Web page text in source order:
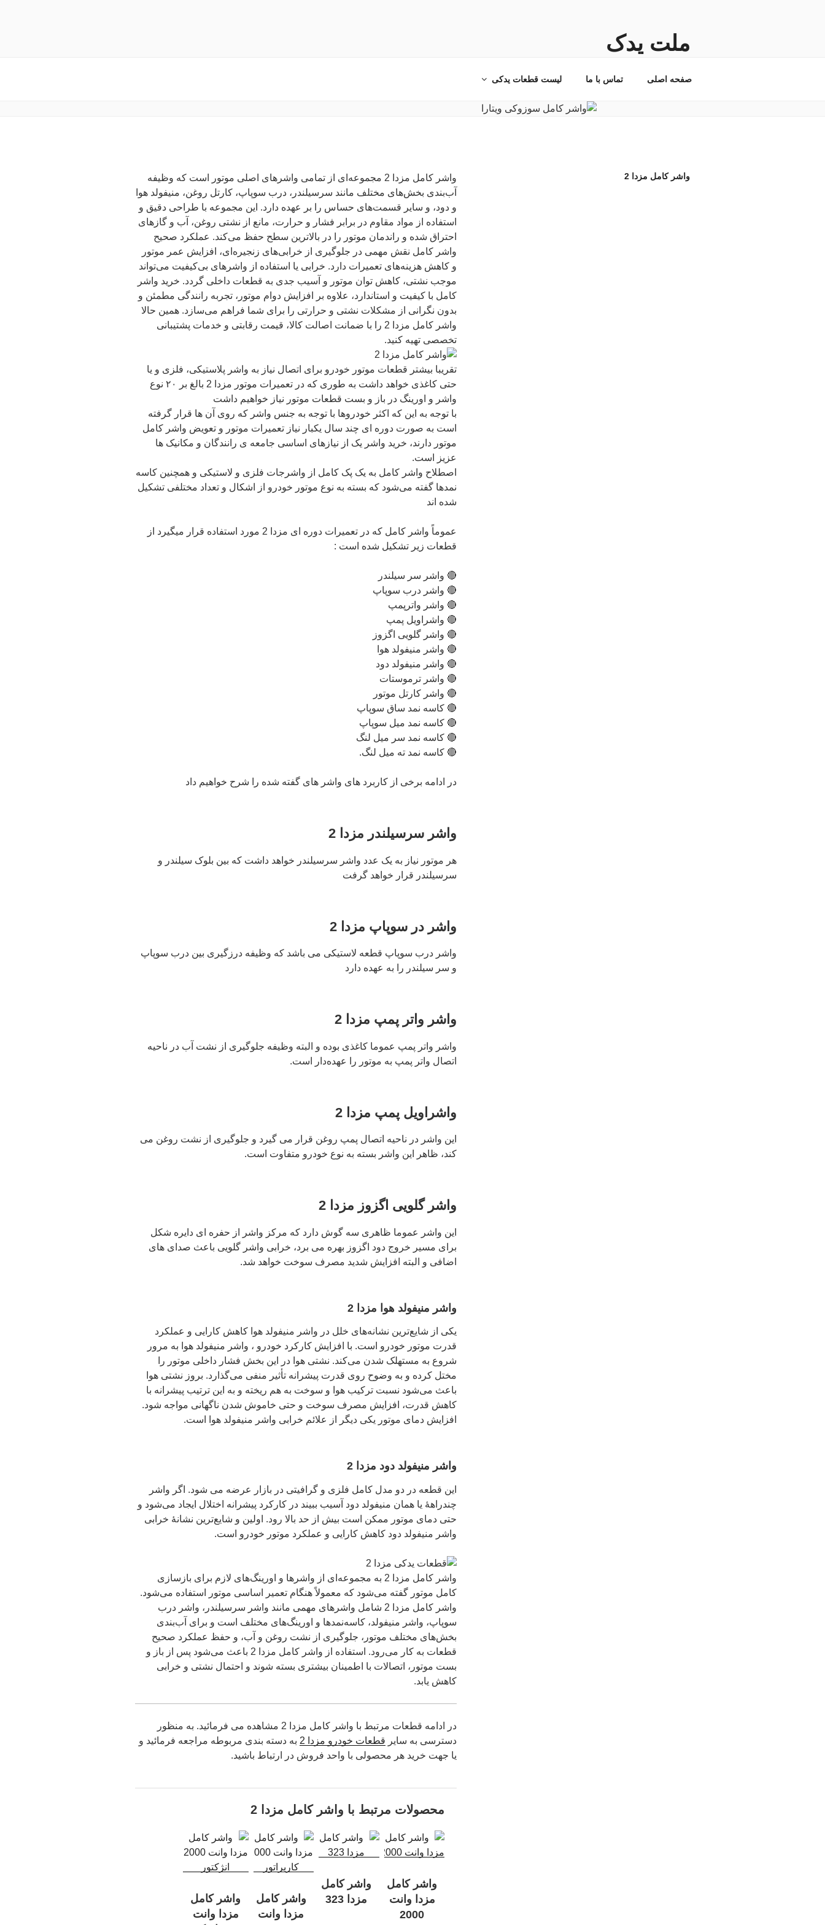
ملت یدک
صفحه اصلی تماس با ما لیست قطعات یدکی
واشر کامل مزدا 2
واشر کامل مزدا 2 مجموعه‌ای از تمامی واشرهای اصلی موتور است که وظیفه
آب‌بندی بخش‌های مختلف مانند سرسیلندر، درب سوپاپ، کارتل روغن، منیفولد هوا
و دود، و سایر قسمت‌های حساس را بر عهده دارد. این مجموعه با طراحی دقیق و
استفاده از مواد مقاوم در برابر فشار و حرارت، مانع از نشتی روغن، آب و گازهای
احتراق شده و راندمان موتور را در بالاترین سطح حفظ می‌کند. عملکرد صحیح
واشر کامل نقش مهمی در جلوگیری از خرابی‌های زنجیره‌ای، افزایش عمر موتور
و کاهش هزینه‌های تعمیرات دارد. خرابی یا استفاده از واشرهای بی‌کیفیت می‌تواند
موجب نشتی، کاهش توان موتور و آسیب جدی به قطعات داخلی گردد. خرید واشر
کامل با کیفیت و استاندارد، علاوه بر افزایش دوام موتور، تجربه رانندگی مطمئن و
بدون نگرانی از مشکلات نشتی و حرارتی را برای شما فراهم می‌سازد. همین حالا
واشر کامل مزدا 2 را با ضمانت اصالت کالا، قیمت رقابتی و خدمات پشتیبانی
تخصصی تهیه کنید.
تقریبا بیشتر قطعات موتور خودرو برای اتصال نیاز به واشر پلاستیکی، فلزی و یا
حتی کاغذی خواهد داشت به طوری که در تعمیرات موتور مزدا 2 بالغ بر ۲۰ نوع
واشر و اورینگ در باز و بست قطعات موتور نیاز خواهیم داشت
با توجه به این که اکثر خودروها با توجه به جنس واشر که روی آن ها قرار گرفته
است به صورت دوره ای چند سال یکبار نیاز تعمیرات موتور و تعویض واشر کامل
موتور دارند، خرید واشر یک از نیازهای اساسی جامعه ی رانندگان و مکانیک ها
عزیز است.
اصطلاح واشر کامل به یک پک کامل از واشرجات فلزی و لاستیکی و همچنین کاسه
نمدها گفته می‌شود که بسته به نوع موتور خودرو از اشکال و تعداد مختلفی تشکیل
شده اند
عموماً واشر کامل که در تعمیرات دوره ای مزدا 2 مورد استفاده قرار میگیرد از
قطعات زیر تشکیل شده است :
🔴 واشر سر سیلندر
🔴 واشر درب سوپاپ
🔴 واشر واترپمپ
🔴 واشراویل پمپ
🔴 واشر گلویی اگزوز
🔴 واشر منیفولد هوا
🔴 واشر منیفولد دود
🔴 واشر ترموستات
🔴 واشر کارتل موتور
🔴 کاسه نمد ساق سوپاپ
🔴 کاسه نمد میل سوپاپ
🔴 کاسه نمد سر میل لنگ
🔴 کاسه نمد ته میل لنگ.
در ادامه برخی از کاربرد های واشر های گفته شده را شرح خواهیم داد
واشر سرسیلندر مزدا 2
هر موتور نیاز به یک عدد واشر سرسیلندر خواهد داشت که بین بلوک سیلندر و
سرسیلندر قرار خواهد گرفت
واشر در سوپاپ مزدا 2
واشر درب سوپاپ قطعه لاستیکی می باشد که وظیفه درزگیری بین درب سوپاپ
و سر سیلندر را به عهده دارد
واشر واتر پمپ مزدا 2
واشر واتر پمپ عموما کاغذی بوده و البته وظیفه جلوگیری از نشت آب در ناحیه
اتصال واتر پمپ به موتور را عهده‌دار است.
واشراویل پمپ مزدا 2
این واشر در ناحیه اتصال پمپ روغن قرار می گیرد و جلوگیری از نشت روغن می
کند، ظاهر این واشر بسته به نوع خودرو متفاوت است.
واشر گلویی اگزوز مزدا 2
این واشر عموما ظاهری سه گوش دارد که مرکز واشر از حفره ای دایره شکل
برای مسیر خروج دود اگزوز بهره می برد، خرابی واشر گلویی باعث صدای های
اضافی و البته افزایش شدید مصرف سوخت خواهد شد.
واشر منیفولد هوا مزدا 2
یکی از شایع‌ترین نشانه‌های خلل در واشر منیفولد هوا کاهش کارایی و عملکرد
قدرت موتور خودرو است. با افزایش کارکرد خودرو ، واشر منیفولد هوا به مرور
شروع به مستهلک شدن می‌کند. نشتی هوا در این بخش فشار داخلی موتور را
مختل کرده و به وضوح روی قدرت پیشرانه تأثیر منفی می‌گذارد. بروز نشتی هوا
باعث می‌شود نسبت ترکیب هوا و سوخت به هم ریخته و به این ترتیب پیشرانه با
کاهش قدرت، افزایش مصرف سوخت و حتی خاموش شدن ناگهانی مواجه شود.
افزایش دمای موتور یکی دیگر از علائم خرابی واشر منیفولد هوا است.
واشر منیفولد دود مزدا 2
این قطعه در دو مدل کامل فلزی و گرافیتی در بازار عرضه می شود. اگر واشر
چندراههٔ یا همان منیفولد دود آسیب ببیند در کارکرد پیشرانه اختلال ایجاد می‌شود و
حتی دمای موتور ممکن است بیش از حد بالا رود. اولین و شایع‌ترین نشانهٔ‌ خرابی
واشر منیفولد دود کاهش کارایی و عملکرد موتور خودرو است.
واشر کامل مزدا 2 به مجموعه‌ای از واشرها و اورینگ‌های لازم برای بازسازی
کامل موتور گفته می‌شود که معمولاً هنگام تعمیر اساسی موتور استفاده می‌شود.
واشر کامل مزدا 2 شامل واشرهای مهمی مانند واشر سرسیلندر، واشر درب
سوپاپ، واشر منیفولد، کاسه‌نمدها و اورینگ‌های مختلف است و برای آب‌بندی
بخش‌های مختلف موتور، جلوگیری از نشت روغن و آب، و حفظ عملکرد صحیح
قطعات به کار می‌رود. استفاده از واشر کامل مزدا 2 باعث می‌شود پس از باز و
بست موتور، اتصالات با اطمینان بیشتری بسته شوند و احتمال نشتی و خرابی
کاهش یابد.
در ادامه قطعات مرتبط با واشر کامل مزدا 2 مشاهده می فرمائید. به منظور
دسترسی به سایر قطعات خودرو مزدا 2
به دسته بندی مربوطه مراجعه فرمائید و
یا جهت خرید هر محصولی با واحد فروش در ارتباط باشید.
محصولات مرتبط با واشر کامل مزدا 2
واشر کامل
مزدا وانت
2000
واشر کامل
مزدا 323
واشر کامل
مزدا وانت
واشر کامل
مزدا وانت